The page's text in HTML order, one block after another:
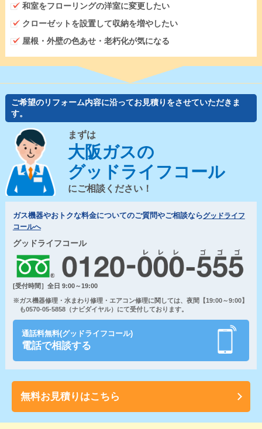
和室をフローリングの洋室に変更したい
クローゼットを設置して収納を増やしたい
屋根・外壁の色あせ・老朽化が気になる
ご希望のリフォーム内容に沿ってお見積りをさせていただきま
す。
まずは
大阪ガスの
グッドライフコール
にご相談ください！
ガス機器やおトクな料金についてのご質問やご相談ならグッドライフ
コールへ
グッドライフコール
[受付時間］全日 9:00～19:00
※ガス機器修理・水まわり修理・エアコン修理に関しては、夜間【19:00～9:00】
も0570-05-5858（ナビダイヤル）にて受付しております。
通話料無料(グッドライフコール)
電話で相談する
無料お見積りはこちら